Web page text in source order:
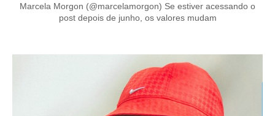
Marcela Morgon (@marcelamorgon) Se estiver acessando o
post depois de junho, os valores mudam